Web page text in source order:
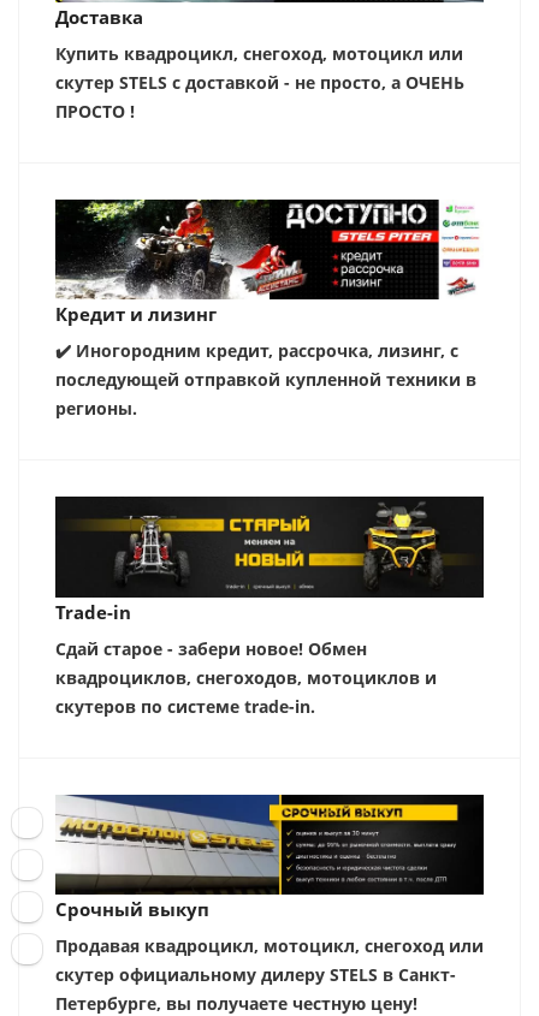
Доставка
Купить квадроцикл, снегоход, мотоцикл или
скутер STELS с доставкой - не просто, а ОЧЕНЬ
ПРОСТО !
Кредит и лизинг
✔️ Иногородним кредит, рассрочка, лизинг, с
последующей отправкой купленной техники в
регионы.
Trade-in
Сдай старое - забери новое! Обмен
квадроциклов, снегоходов, мотоциклов и
скутеров по системе trade-in.
Срочный выкуп
Продавая квадроцикл, мотоцикл, снегоход или
скутер официальному дилеру STELS в Санкт-
Петербурге, вы получаете честную цену!